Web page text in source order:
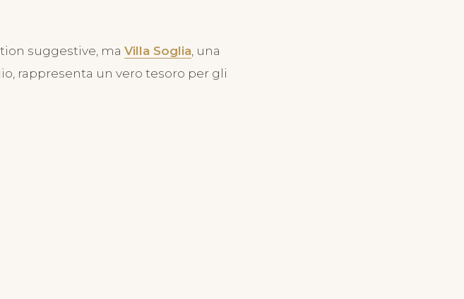
suggestive, ma Villa Soglia, una
rappresenta un vero tesoro per gli